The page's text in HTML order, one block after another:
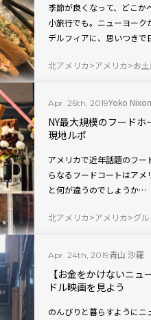
季節が良くなって、どこか
小旅行でも。ニューヨー
デルフィアに、思いつき
北アメリカ アメリカ お
Apr. 26th, 2019Yoko Nixon
NY最大規模のフードホ
現地ルポ
アメリカで近年話題のフ
らなるフードコートはア
と何が違うのでしょうか…
北アメリカ アメリカ グ
Apr. 24th, 2019青山 沙羅
【お金をかけないニ
ドル映画を見よう
のんびりと暮らすようにニ